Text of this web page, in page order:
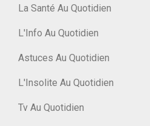
La Santé Au Quotidien
L'Info Au Quotidien
Astuces Au Quotidien
L'Insolite Au Quotidien
Tv Au Quotidien